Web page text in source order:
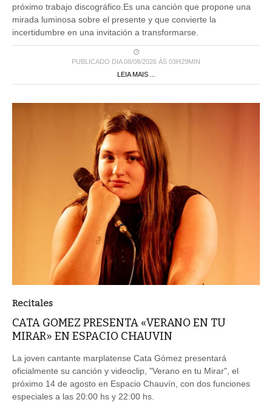
próximo trabajo discográfico.Es una canción que propone una
mirada luminosa sobre el presente y que convierte la
incertidumbre en una invitación a transformarse.
PUBLICADO DIA 08/08/2026 ÀS 03H29MIN
LEIA MAIS ...
Recitales
CATA GOMEZ PRESENTA «VERANO EN TU
MIRAR» EN ESPACIO CHAUVIN
La joven cantante marplatense Cata Gómez presentará
oficialmente su canción y videoclip, "Verano en tu Mirar", el
próximo 14 de agosto en Espacio Chauvín, con dos funciones
especiales a las 20:00 hs y 22:00 hs.